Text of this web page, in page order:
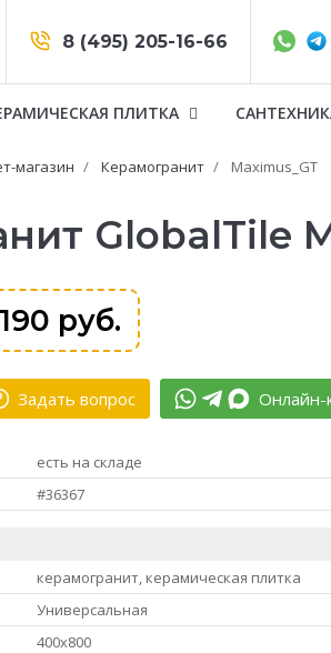
8 (495) 205-16-66
ПЛИТКА
магазин Керамогранит Maximus_GT
GlobalTile
руб.
Задать вопрос Онлайн-
есть на складе
#36367
керамогранит, керамическая плитка
Универсальная
400x800